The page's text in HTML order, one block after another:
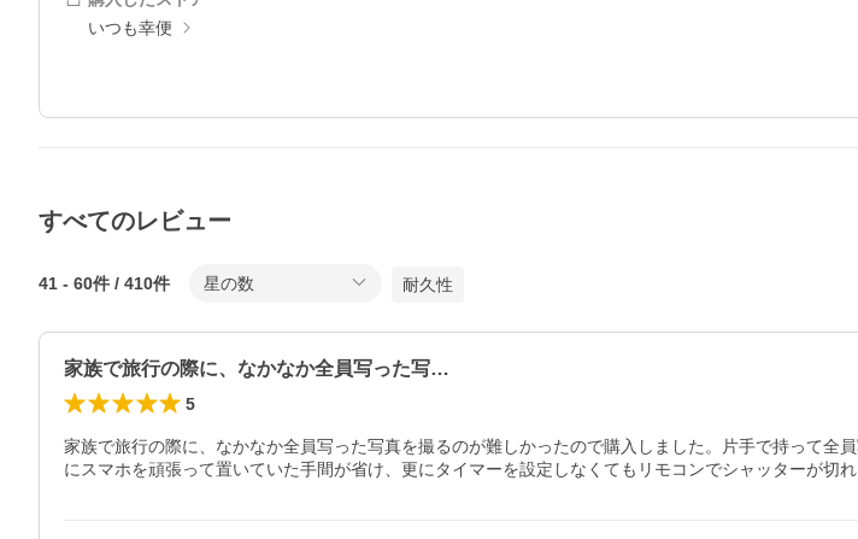
いつも幸便
すべてのレビュー
41 - 60件 / 410件 星の数 耐久性
家族で旅行の際に、なかなか全員写った写…
5
家族で旅行の際に、なかなか全員写った写真を撮るのが難しかったので購入しました。片手で持って
にスマホを頑張って置いていた手間が省け、更にタイマーを設定しなくてもリモコンでシャッターが切